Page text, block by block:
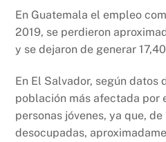
En Guatemala el empleo
2019, se perdieron
y se dejaron de generar
En El Salvador, según datos
población más afectada por
personas jóvenes, ya que,
desocupadas,